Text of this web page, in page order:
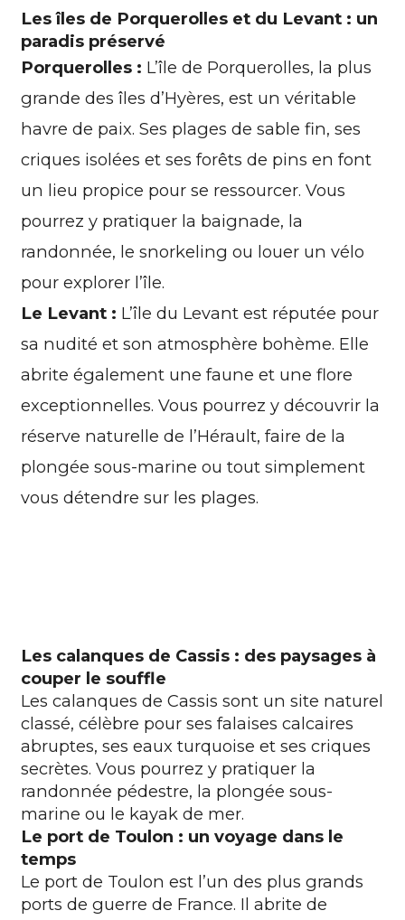
Les îles de Porquerolles et du Levant : un
paradis préservé
Porquerolles : L’île de Porquerolles, la plus
grande des îles d’Hyères, est un véritable
havre de paix. Ses plages de sable fin, ses
criques isolées et ses forêts de pins en font
un lieu propice pour se ressourcer. Vous
pourrez y pratiquer la baignade, la
randonnée, le snorkeling ou louer un vélo
pour explorer l’île.
Le Levant : L’île du Levant est réputée pour
sa nudité et son atmosphère bohème. Elle
abrite également une faune et une flore
exceptionnelles. Vous pourrez y découvrir la
réserve naturelle de l’Hérault, faire de la
plongée sous-marine ou tout simplement
vous détendre sur les plages.
Les calanques de Cassis : des paysages à
couper le souffle
Les calanques de Cassis sont un site naturel
classé, célèbre pour ses falaises calcaires
abruptes, ses eaux turquoise et ses criques
secrètes. Vous pourrez y pratiquer la
randonnée pédestre, la plongée sous-
marine ou le kayak de mer.
Le port de Toulon : un voyage dans le
temps
Le port de Toulon est l’un des plus grands
ports de guerre de France. Il abrite de